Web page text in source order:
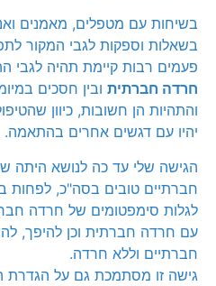
בשיחות עם מטפלים, מאמנים
בשאלות וספקות לגבי המקור
פעמים רבות קיימת תהיה לגבי
חרדה חברתית ובין חסכים
והתהיות הן חשובות, כיוון
יהיו עם דגשים אחרים בהתאמה.
הגישה שלי עד כה לנושא היתה
חברתיים טובים בסה"כ, לפחות
לגלות סימפטומים של חרדה
עם חרדה חברתית וכן להיפך,
חברתיים וללא חרדה.